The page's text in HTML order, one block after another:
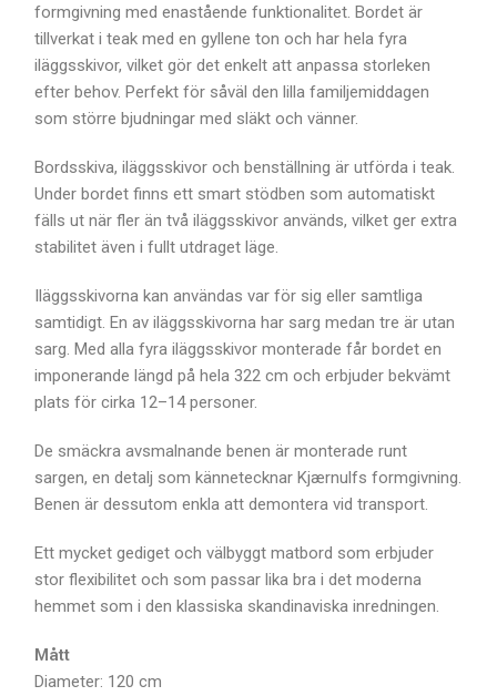
formgivning med enastående funktionalitet. Bordet är
tillverkat i teak med en gyllene ton och har hela fyra
iläggsskivor, vilket gör det enkelt att anpassa storleken
efter behov. Perfekt för såväl den lilla familjemiddagen
som större bjudningar med släkt och vänner.
Bordsskiva, iläggsskivor och benställning är utförda i teak.
Under bordet finns ett smart stödben som automatiskt
fälls ut när fler än två iläggsskivor används, vilket ger extra
stabilitet även i fullt utdraget läge.
Iläggsskivorna kan användas var för sig eller samtliga
samtidigt. En av iläggsskivorna har sarg medan tre är utan
sarg. Med alla fyra iläggsskivor monterade får bordet en
imponerande längd på hela 322 cm och erbjuder bekvämt
plats för cirka 12–14 personer.
De smäckra avsmalnande benen är monterade runt
sargen, en detalj som kännetecknar Kjærnulfs formgivning.
Benen är dessutom enkla att demontera vid transport.
Ett mycket gediget och välbyggt matbord som erbjuder
stor flexibilitet och som passar lika bra i det moderna
hemmet som i den klassiska skandinaviska inredningen.
Mått
Diameter: 120 cm